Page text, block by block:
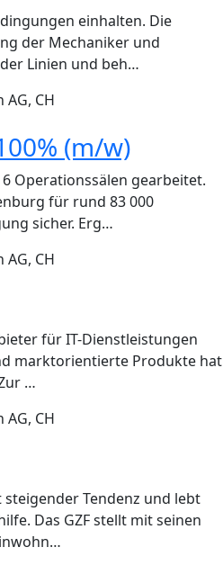
einhalten. Die
der Mechaniker und
Linien und beh…
AG, CH
(m/w)
Operationssälen gearbeitet.
für rund 83 000
sicher. Erg…
AG, CH
für IT-Dienstleistungen
marktorientierte Produkte hat
…
AG, CH
Tendenz und lebt
Das GZF stellt mit seinen